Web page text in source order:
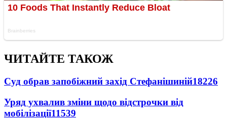
ЧИТАЙТЕ ТАКОЖ
Суд обрав запобіжний захід Стефанішиній18226
Уряд ухвалив зміни щодо відстрочки від
мобілізації11539